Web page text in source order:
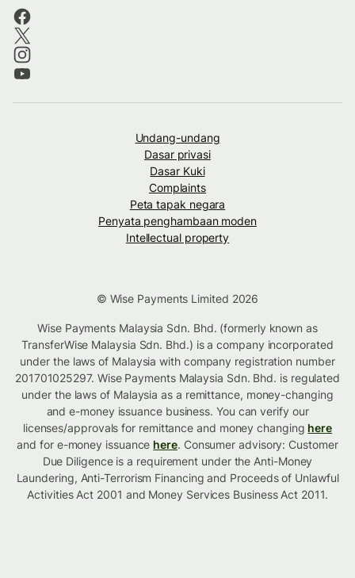
Undang-undang
Dasar privasi
Dasar Kuki
Complaints
Peta tapak negara
Penyata penghambaan moden
Intellectual property
© Wise Payments Limited 2026
Wise Payments Malaysia Sdn. Bhd. (formerly known as
TransferWise Malaysia Sdn. Bhd.) is a company incorporated
under the laws of Malaysia with company registration number
201701025297. Wise Payments Malaysia Sdn. Bhd. is regulated
under the laws of Malaysia as a remittance, money-changing
and e-money issuance business. You can verify our
licenses/approvals for remittance and money changing here
and for e-money issuance here. Consumer advisory: Customer
Due Diligence is a requirement under the Anti-Money
Laundering, Anti-Terrorism Financing and Proceeds of Unlawful
Activities Act 2001 and Money Services Business Act 2011.